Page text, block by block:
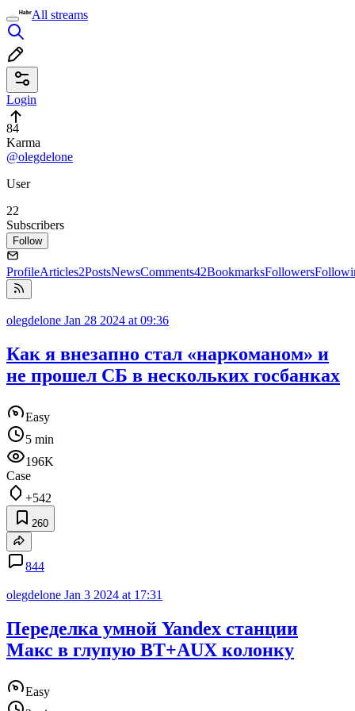
All streams
Login
84
Karma
@olegdelone
User
22
Subscribers
Follow
ProfileArticles2PostsNewsComments42BookmarksFollowers
olegdelone Jan 28 2024 at 09:36
Как я внезапно стал «наркоманом» и
не прошел СБ в нескольких госбанках
Easy
5 min
196K
Case
+542
260
844
olegdelone Jan 3 2024 at 17:31
Переделка умной Yandex станции
Макс в глупую BT+AUX колонку
Easy